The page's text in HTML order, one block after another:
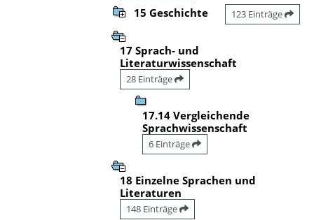
15 Geschichte 123 Einträge
17 Sprach- und
Literaturwissenschaft
28 Einträge
17.14 Vergleichende
Sprachwissenschaft
6 Einträge
18 Einzelne Sprachen und
Literaturen
148 Einträge